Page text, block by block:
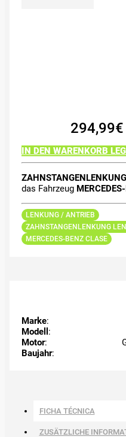
294,99€
IN DEN WARENKORB
das Fahrzeug
LENKUNG / ANTRIEB
ZAHNSTANGENLENKUNG
MERCEDES-BENZ CLASE
Marke:
Modell :
Motor:
Baujahr:
FICHA TÉCNICA
ZUSÄTZLICHE